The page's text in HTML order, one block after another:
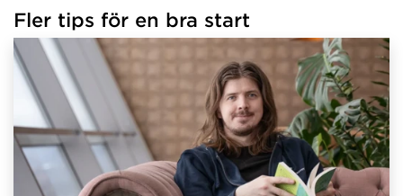
Fler tips för en bra start